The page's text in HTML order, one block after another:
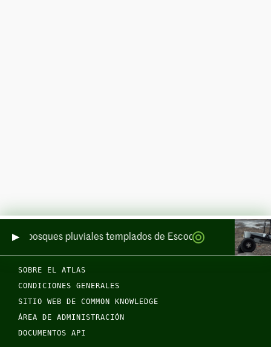
los bosques pluviales templados de Escocia por mar y por
SOBRE EL ATLAS
CONDICIONES GENERALES
SITIO WEB DE COMMON KNOWLEDGE
ÁREA DE ADMINISTRACIÓN
DOCUMENTOS API